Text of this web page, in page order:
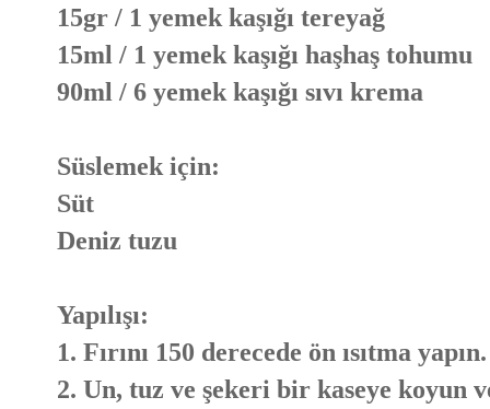
15gr / 1 yemek kaşığı tereyağ
15ml / 1 yemek kaşığı haşhaş tohumu
90ml / 6 yemek kaşığı sıvı krema
Süslemek için:
Süt
Deniz tuzu
Yapılışı:
1. Fırını 150 derecede ön ısıtma yapın.
2. Un, tuz ve şekeri bir kaseye koyun